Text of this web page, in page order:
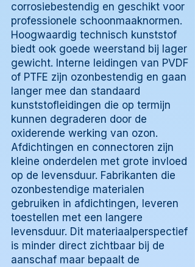
corrosiebestendig en geschikt voor
professionele schoonmaaknormen.
Hoogwaardig technisch kunststof
biedt ook goede weerstand bij lager
gewicht. Interne leidingen van PVDF
of PTFE zijn ozonbestendig en gaan
langer mee dan standaard
kunststofleidingen die op termijn
kunnen degraderen door de
oxiderende werking van ozon.
Afdichtingen en connectoren zijn
kleine onderdelen met grote invloed
op de levensduur. Fabrikanten die
ozonbestendige materialen
gebruiken in afdichtingen, leveren
toestellen met een langere
levensduur. Dit materiaalperspectief
is minder direct zichtbaar bij de
aanschaf maar bepaalt de